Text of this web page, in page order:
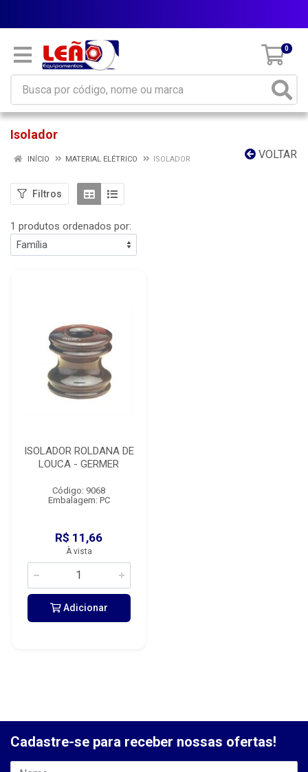
0
Isolador
VOLTAR
INÍCIO MATERIAL ELÉTRICO ISOLADOR
Filtros
1 produtos ordenados por:
ISOLADOR ROLDANA DE
LOUCA - GERMER
Código: 9068
Embalagem: PC
R$ 11,66
À vista
Adicionar
Cadastre-se para receber nossas ofertas!